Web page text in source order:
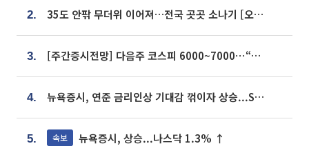
2. 35도 안팎 무더위 이어져…전국 곳곳 소나기 [오늘 날씨]
3. [주간증시전망] 다음주 코스피 6000~7000⋯“外人 수급은 정책이 변수”
4. 뉴욕증시, 연준 금리인상 기대감 꺾이자 상승...S&P500 사상 최고치 [종합]
5. 속보 뉴욕증시, 상승...나스닥 1.3% ↑